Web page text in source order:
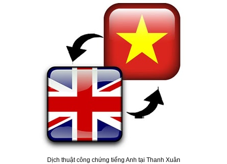
Dịch thuật công chứng tiếng Anh tại Thanh Xuân